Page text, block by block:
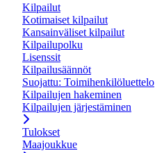
Kilpailut
Kotimaiset kilpailut
Kansainväliset kilpailut
Kilpailupolku
Lisenssit
Kilpailusäännöt
Suojattu: Toimihenkilöluettelo
Kilpailujen hakeminen
Kilpailujen järjestäminen
Tulokset
Maajoukkue